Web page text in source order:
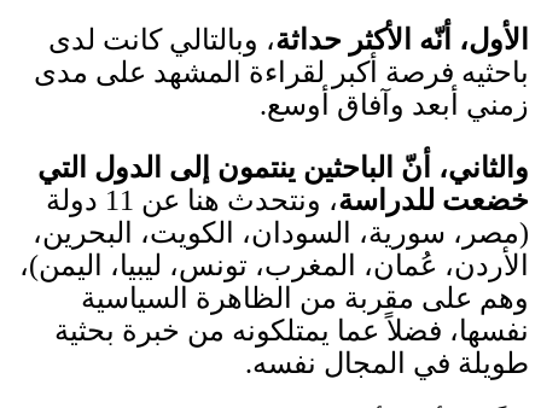
الأول، أنّه الأكثر حداثة، وبالتالي كانت لدى
باحثيه فرصة أكبر لقراءة المشهد على مدى
زمني أبعد وآفاق أوسع.
والثاني، أنّ الباحثين ينتمون إلى الدول التي
خضعت للدراسة، ونتحدث هنا عن 11 دولة
(مصر، سورية، السودان، الكويت، البحرين،
الأردن، عُمان، المغرب، تونس، ليبيا، اليمن)،
وهم على مقربة من الظاهرة السياسية
نفسها، فضلاً عما يمتلكونه من خبرة بحثية
طويلة في المجال نفسه.